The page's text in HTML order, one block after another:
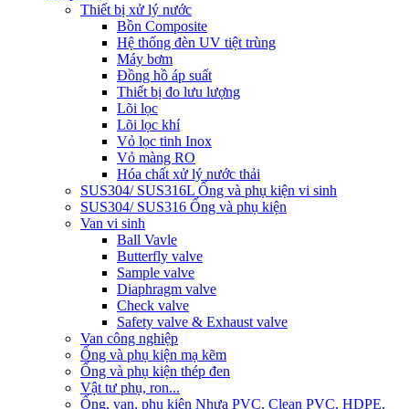
Thiết bị xử lý nước
Bồn Composite
Hệ thống đèn UV tiệt trùng
Máy bơm
Đồng hồ áp suất
Thiết bị đo lưu lượng
Lõi lọc
Lõi lọc khí
Vỏ lọc tinh Inox
Vỏ màng RO
Hóa chất xử lý nước thải
SUS304/ SUS316L Ống và phụ kiện vi sinh
SUS304/ SUS316 Ống và phụ kiện
Van vi sinh
Ball Vavle
Butterfly valve
Sample valve
Diaphragm valve
Check valve
Safety valve & Exhaust valve
Van công nghiệp
Ống và phụ kiện mạ kẽm
Ống và phụ kiện thép đen
Vật tư phụ, ron...
Ống, van, phụ kiện Nhựa PVC, Clean PVC, HDPE,